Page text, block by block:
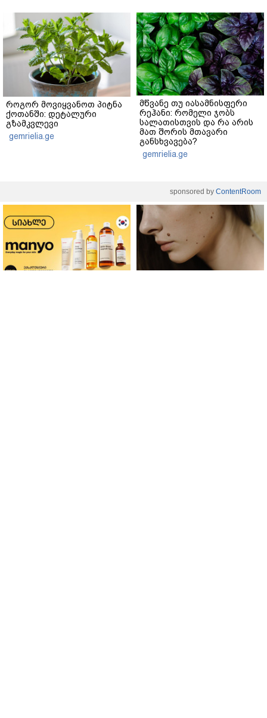
როგორ მოვიყვანოთ პიტნა
ქოთანში: დეტალური
გზამკვლევი
gemrielia.ge
მწვანე თუ იასამნისფერი
რეჰანი: რომელი ჯობს
სალათისთვის და რა არის
მათ შორის მთავარი
განსხვავება?
gemrielia.ge
sponsored by ContentRoom